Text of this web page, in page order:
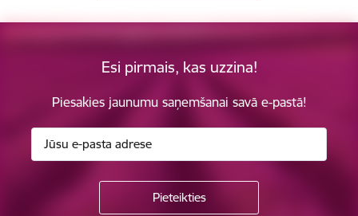
Esi pirmais, kas uzzina!
Piesakies jaunumu saņemšanai savā e-pastā!